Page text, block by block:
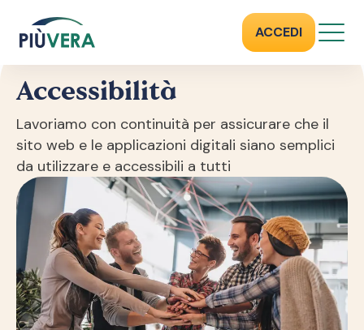
ACCEDI
ACCESSIBILITÀ
Accessibilità
Lavoriamo con continuità per assicurare che il
sito web e le applicazioni digitali siano semplici
da utilizzare e accessibili a tutti